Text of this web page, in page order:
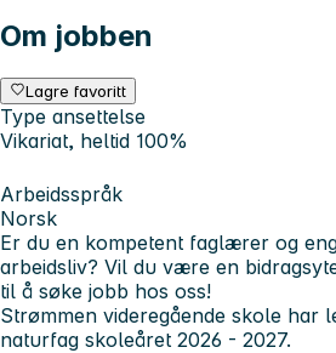
Om jobben
Lagre favoritt
Type ansettelse
Vikariat, heltid 100%
Arbeidsspråk
Norsk
Er du en kompetent faglærer og
arbeidsliv? Vil du være en
til å søke jobb hos oss!
Strømmen videregående skole har
naturfag skoleåret 2026 - 2027.